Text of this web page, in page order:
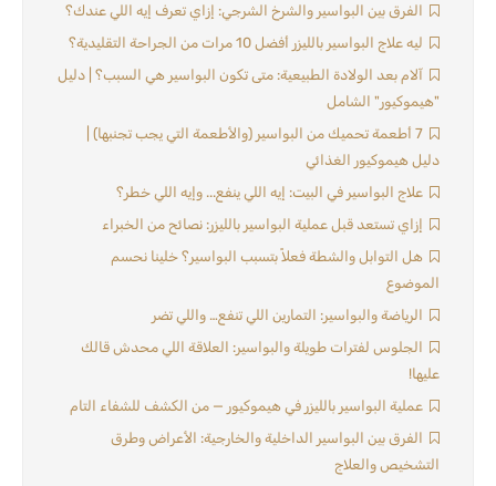
الفرق بين البواسير والشرخ الشرجي: إزاي تعرف إيه اللي عندك؟
ليه علاج البواسير بالليزر أفضل 10 مرات من الجراحة التقليدية؟
آلام بعد الولادة الطبيعية: متى تكون البواسير هي السبب؟ | دليل
"هيموكيور" الشامل
7 أطعمة تحميك من البواسير (والأطعمة التي يجب تجنبها) |
دليل هيموكيور الغذائي
علاج البواسير في البيت: إيه اللي ينفع... وإيه اللي خطر؟
إزاي تستعد قبل عملية البواسير بالليزر: نصائح من الخبراء
هل التوابل والشطة فعلاً بتسبب البواسير؟ خلينا نحسم
الموضوع
الرياضة والبواسير: التمارين اللي تنفع… واللي تضر
الجلوس لفترات طويلة والبواسير: العلاقة اللي محدش قالك
عليها!
عملية البواسير بالليزر في هيموكيور — من الكشف للشفاء التام
الفرق بين البواسير الداخلية والخارجية: الأعراض وطرق
التشخيص والعلاج